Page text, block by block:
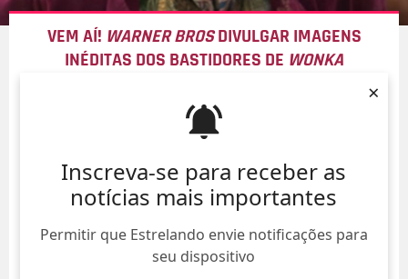
Inscreva-se para receber as
notícias mais importantes
Permitir que Estrelando envie notificações para
seu dispositivo
×
VEM AÍ! WARNER BROSDIVULGAR IMAGENS
INÉDITAS DOS BASTIDORES DE WONKA